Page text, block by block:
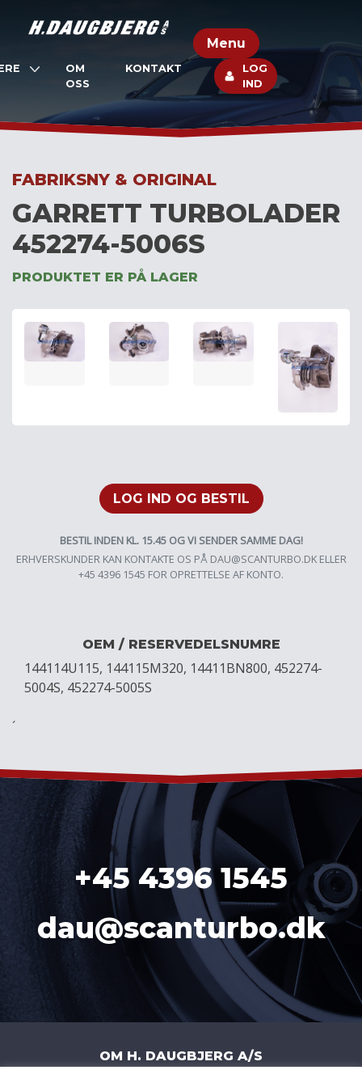
Menu
OM
OSS
KONTAKT
LOG
IND
FABRIKSNY & ORIGINAL
GARRETT TURBOLADER
452274-5006S
PRODUKTET ER PÅ LAGER
LOG IND OG BESTIL
BESTIL INDEN KL. 15.45 OG VI SENDER SAMME DAG!
ERHVERSKUNDER KAN KONTAKTE OS PÅ DAU@SCANTURBO.DKELLER
+45 4396 1545 FOR OPRETTELSE AF KONTO.
OEM / RESERVEDELSNUMRE
144114U115, 144115M320, 14411BN800, 452274-
5004S, 452274-5005S
´
+45 4396 1545
dau@scanturbo.dk
OM H. DAUGBJERG A/S